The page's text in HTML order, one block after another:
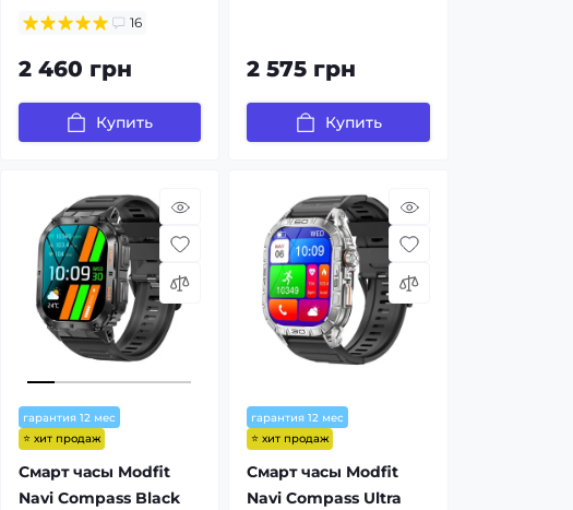
16
2 460 грн
Купить
2 575 грн
Купить
гарантия 12 мес
⭐ хит продаж
Смарт часы Modfit
Navi Compass Black
гарантия 12 мес
⭐ хит продаж
Смарт часы Modfit
Navi Compass Ultra